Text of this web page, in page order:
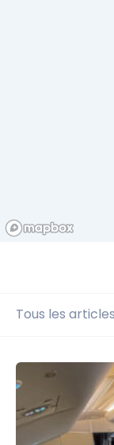
Tous les articles